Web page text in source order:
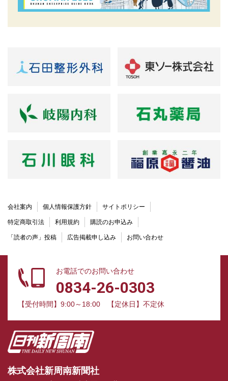
会社案内 個人情報保護方針 サイトポリシー
特定商取引法 利用規約 購読のお申込み
「読者の声」投稿 広告掲載申し込み お問い合わせ
お電話でのお問い合わせ
0834-26-0303
【受付時間】9:00～18:00 【定休日】不定休
株式会社新周南新聞社